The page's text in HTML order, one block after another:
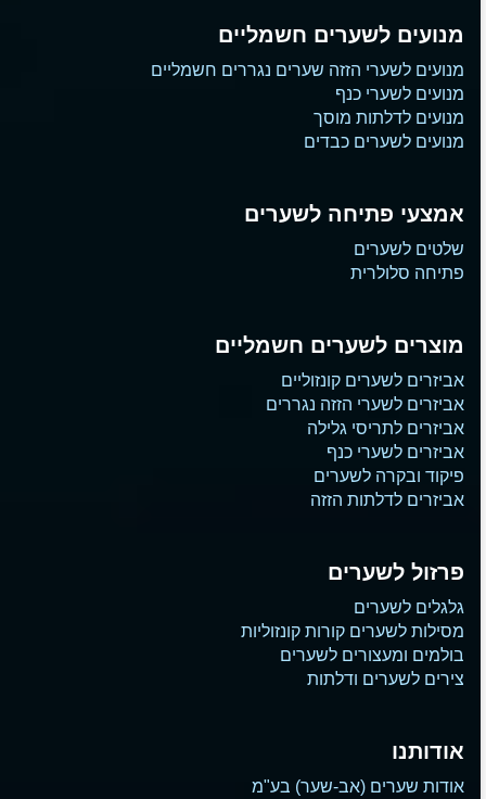
מנועים לשערים חשמליים
מנועים לשערי הזזה שערים נגררים חשמליים
מנועים לשערי כנף
מנועים לדלתות מוסך
מנועים לשערים כבדים
אמצעי פתיחה לשערים
שלטים לשערים
פתיחה סלולרית
מוצרים לשערים חשמליים
אביזרים לשערים קונזוליים
אביזרים לשערי הזזה נגררים
אביזרים לתריסי גלילה
אביזרים לשערי כנף
פיקוד ובקרה לשערים
אביזרים לדלתות הזזה
פרזול לשערים
גלגלים לשערים
מסילות לשערים קורות קונזוליות
בולמים ומעצורים לשערים
צירים לשערים ודלתות
אודותנו
אודות שערים (אב-שער) בע"מ